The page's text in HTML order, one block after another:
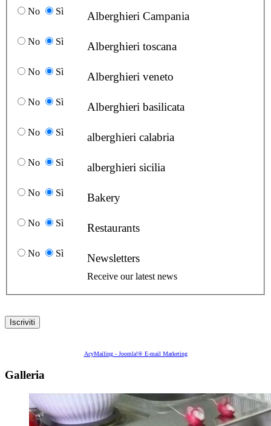
No Sì Alberghieri Campania
No Sì Alberghieri toscana
No Sì Alberghieri veneto
No Sì Alberghieri basilicata
No Sì alberghieri calabria
No Sì alberghieri sicilia
No Sì Bakery
No Sì Restaurants
No Sì Newsletters
Receive our latest news
AcyMailing - Joomla!® E-mail Marketing
Galleria